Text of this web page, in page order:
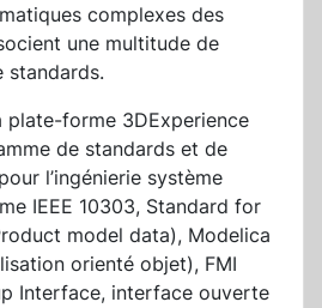
complexes des
une multitude de
standards.
plate-forme 3DExperience
de standards et de
l’ingénierie système
IEEE 10303, Standard for
model data), Modelica
orienté objet), FMI
Interface, interface ouverte